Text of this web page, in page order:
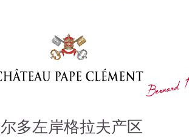
多左岸格拉夫产区